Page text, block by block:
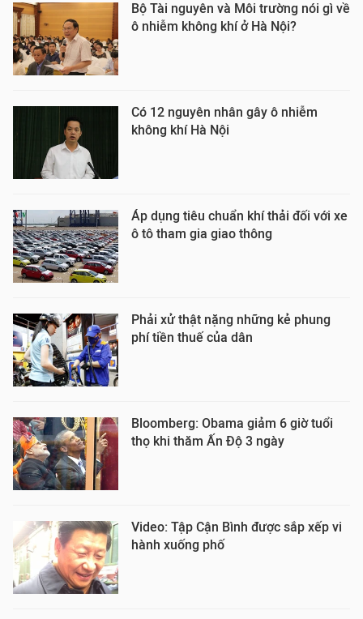
Bộ Tài nguyên và Môi trường nói gì về
ô nhiễm không khí ở Hà Nội?
Có 12 nguyên nhân gây ô nhiễm
không khí Hà Nội
Áp dụng tiêu chuẩn khí thải đối với xe
ô tô tham gia giao thông
Phải xử thật nặng những kẻ phung
phí tiền thuế của dân
Bloomberg: Obama giảm 6 giờ tuổi
thọ khi thăm Ấn Độ 3 ngày
Video: Tập Cận Bình được sắp xếp vi
hành xuống phố